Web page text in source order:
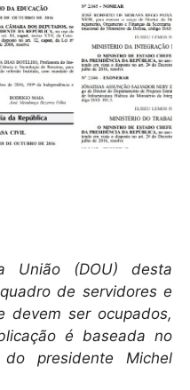
União (DOU) desta
de servidores e
devem ser ocupados,
é baseada no
presidente Michel